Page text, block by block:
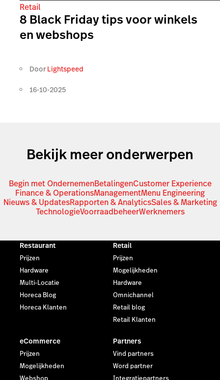
Retail
8 Black Friday tips voor winkels
en webshops
Door Lightspeed
16-10-2025
Bekijk meer onderwerpen
Begin met OndernemenBetalingenCustomer Experience
Finance & OperationsManagementMenu Engineering
Nieuws & UpdatesRapporten & AnalyticsSales & Marketing
TechnologieVoorraadbeheerWerknemers
Restaurant
Prijzen
Hardware
Multi-Locatie
Horeca Blog
Horeca Klanten
Retail
Prijzen
Mogelijkheden
Hardware
Omnichannel
Retail blog
Retail Klanten
eCommerce
Prijzen
Mogelijkheden
Partners
Vind partners
Word partner